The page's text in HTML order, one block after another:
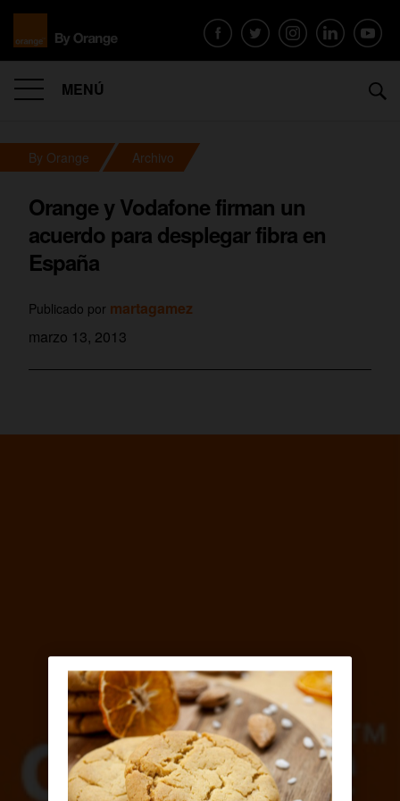
MENÚ
By Orange Archivo
Orange y Vodafone firman un
acuerdo para desplegar fibra en
España
Publicado por martagamez
marzo 13, 2013